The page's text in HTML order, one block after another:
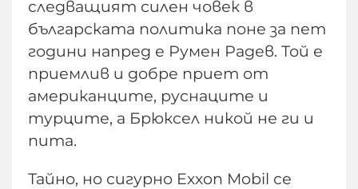
следващият силен човек в
българската политика поне за пет
години напред е Румен Радев. Той е
приемлив и добре приет от
американците, руснаците и
турците, а Брюксел никой не ги и
пита.
Тайно, но сигурно Exxon Mobil се